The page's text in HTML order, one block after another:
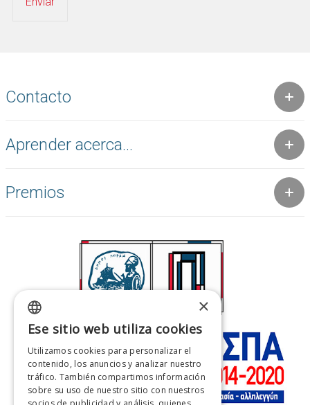
Contacto
Aprender acerca...
Premios
GREEK
ENGLISH
FRENCH
×
Ese sitio web utiliza cookies
Utilizamos cookies para personalizar el
contenido, los anuncios y analizar nuestro
tráfico. También compartimos información
sobre su uso de nuestro sitio con nuestros